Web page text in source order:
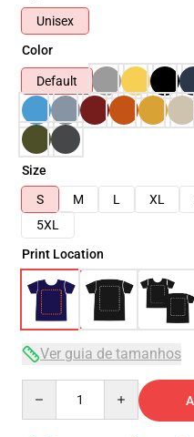
Unisex
Color
Default
Size
S
M L XL
5XL
Print Location
Ver guia de tamanhos